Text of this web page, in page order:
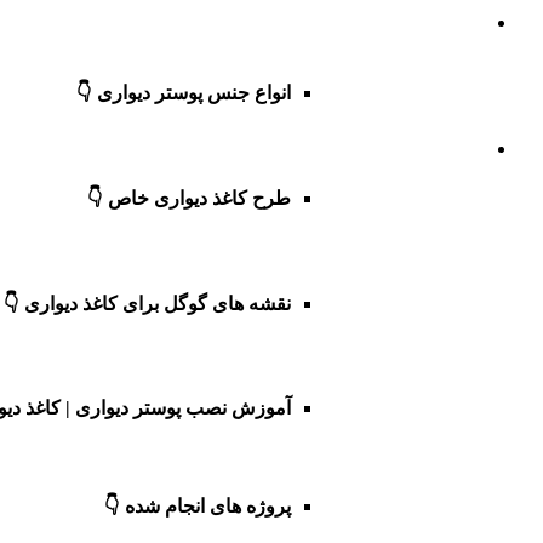
انواع جنس پوستر دیواری 👇
طرح کاغذ دیواری خاص 👇
نقشه های گوگل برای کاغذ دیواری 👇
آموزش نصب پوستر دیواری | کاغذ
پروژه های انجام شده 👇